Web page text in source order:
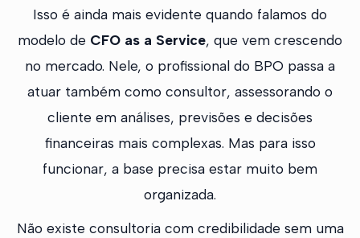
Isso é ainda mais evidente quando falamos do
modelo de CFO as a Service, que vem crescendo
no mercado. Nele, o profissional do BPO passa a
atuar também como consultor, assessorando o
cliente em análises, previsões e decisões
financeiras mais complexas. Mas para isso
funcionar, a base precisa estar muito bem
organizada.
Não existe consultoria com credibilidade sem uma